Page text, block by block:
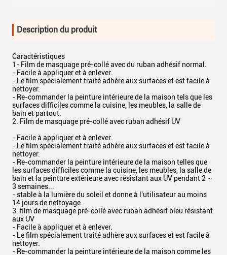
Description du produit
Caractéristiques
1- Film de masquage pré-collé avec du ruban adhésif normal.
- Facile à appliquer et à enlever.
- Le film spécialement traité adhère aux surfaces et est facile à
nettoyer.
- Re-commander la peinture intérieure de la maison tels que les
surfaces difficiles comme la cuisine, les meubles, la salle de
bain et partout.
2. Film de masquage pré-collé avec ruban adhésif UV
- Facile à appliquer et à enlever.
- Le film spécialement traité adhère aux surfaces et est facile à
nettoyer.
- Re-commander la peinture intérieure de la maison telles que
les surfaces difficiles comme la cuisine, les meubles, la salle de
bain et la peinture extérieure avec résistant aux UV pendant 2 ~
3 semaines...
- stable à la lumière du soleil et donne à l'utilisateur au moins
14 jours de nettoyage.
3. film de masquage pré-collé avec ruban adhésif bleu résistant
aux UV
- Facile à appliquer et à enlever.
- Le film spécialement traité adhère aux surfaces et est facile à
nettoyer.
- Re-commander la peinture intérieure de la maison comme les